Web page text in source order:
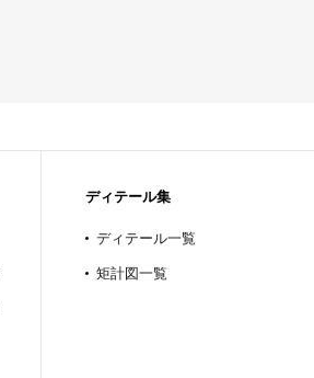
ディテール集
ディテール一覧
矩計図一覧